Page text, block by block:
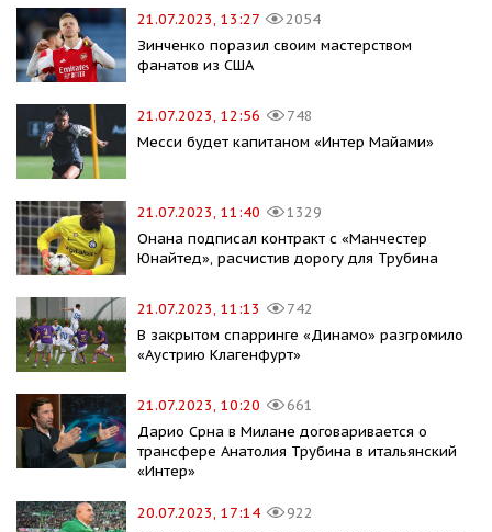
21.07.2023, 13:27
2054
Зинченко поразил своим мастерством
фанатов из США
21.07.2023, 12:56
748
Месси будет капитаном «Интер Майами»
21.07.2023, 11:40
1329
Онана подписал контракт с «Манчестер
Юнайтед», расчистив дорогу для Трубина
21.07.2023, 11:13
742
В закрытом спарринге «Динамо» разгромило
«Аустрию Клагенфурт»
21.07.2023, 10:20
661
Дарио Срна в Милане договаривается о
трансфере Анатолия Трубина в итальянский
«Интер»
20.07.2023, 17:14
922